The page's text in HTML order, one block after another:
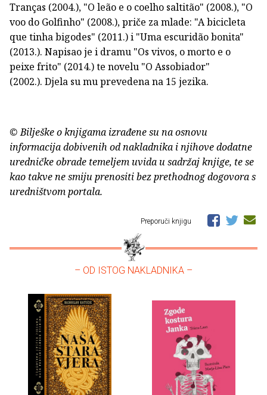
Tranças (2004.), "O leão e o coelho saltitão" (2008.), "O
voo do Golfinho" (2008.), priče za mlade: "A bicicleta
que tinha bigodes" (2011.) i "Uma escuridão bonita"
(2013.). Napisao je i dramu "Os vivos, o morto e o
peixe frito" (2014.) te novelu "O Assobiador"
(2002.). Djela su mu prevedena na 15 jezika.
© Bilješke o knjigama izrađene su na osnovu
informacija dobivenih od nakladnika i njihove dodatne
uredničke obrade temeljem uvida u sadržaj knjige, te se
kao takve ne smiju prenositi bez prethodnog dogovora s
uredništvom portala.
Preporuči knjigu
– OD ISTOG NAKLADNIKA –